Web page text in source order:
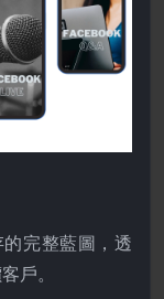
完整藍圖，透
戶。